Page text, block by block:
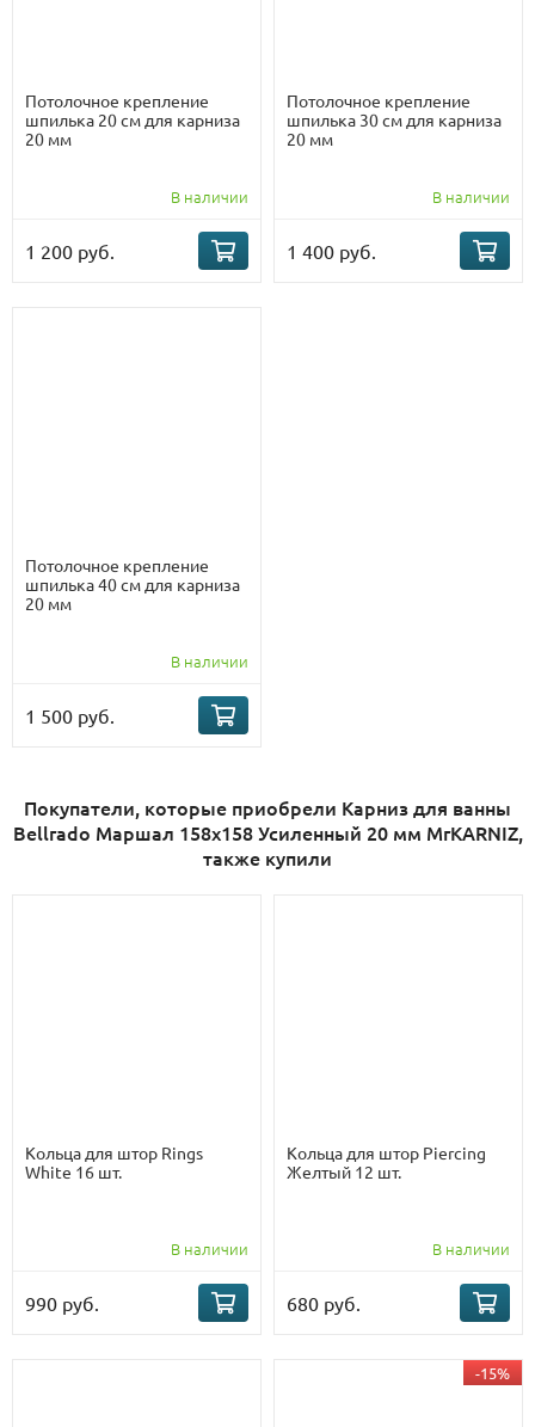
Потолочное крепление
шпилька 20 см для карниза
20 мм
В наличии
1 200 руб.
Потолочное крепление
шпилька 30 см для карниза
20 мм
В наличии
1 400 руб.
Потолочное крепление
шпилька 40 см для карниза
20 мм
В наличии
1 500 руб.
Покупатели, которые приобрели Карниз для ванны
Bellrado Маршал 158х158 Усиленный 20 мм MrKARNIZ,
также купили
Кольца для штор Rings
White 16 шт.
В наличии
990 руб.
Кольца для штор Piercing
Желтый 12 шт.
В наличии
680 руб.
-15%